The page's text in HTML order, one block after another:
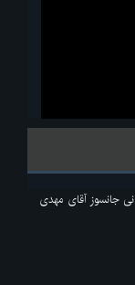
عزاداری هیئات
جانسوز آقای مهدی